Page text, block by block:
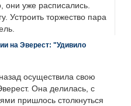
они уже расписались.
Устроить торжество пара
на Эверест: "Удивило
осуществила свою
Она делилась, с
пришлось столкнуться